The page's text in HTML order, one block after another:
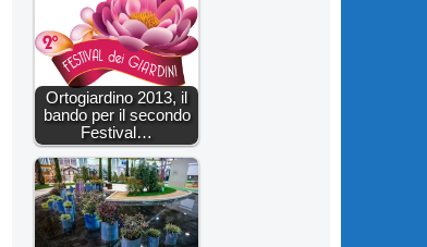
Ortogiardino 2013, il
bando per il secondo
Festival…